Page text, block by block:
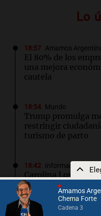
Amamos
Chema Forte
Cadena 3
Lo
18:57 Amamos
El 80% de los
una mejora
cautela
18:54 Mundo
Trump promulga
restringir
turismo de parto
18:42 Informados al
Carolina Losada:
explique mejor"
privada